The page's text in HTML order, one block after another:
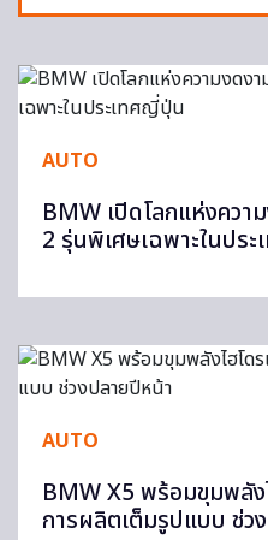
AUTO
BMW เปิดโลกแห่งคว
2 รุ่นพิเศษเฉพาะในปร
AUTO
BMW X5 พร้อมขุมพลัง
การผลิตเต็มรูปแบบ ช่ว